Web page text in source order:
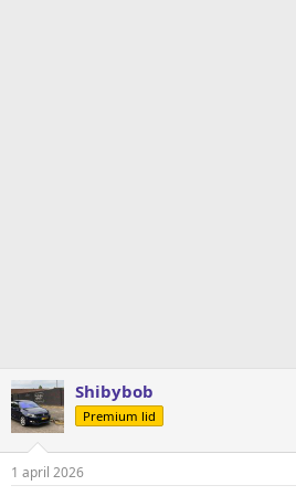
Shibybob
Premium lid
1 april 2026